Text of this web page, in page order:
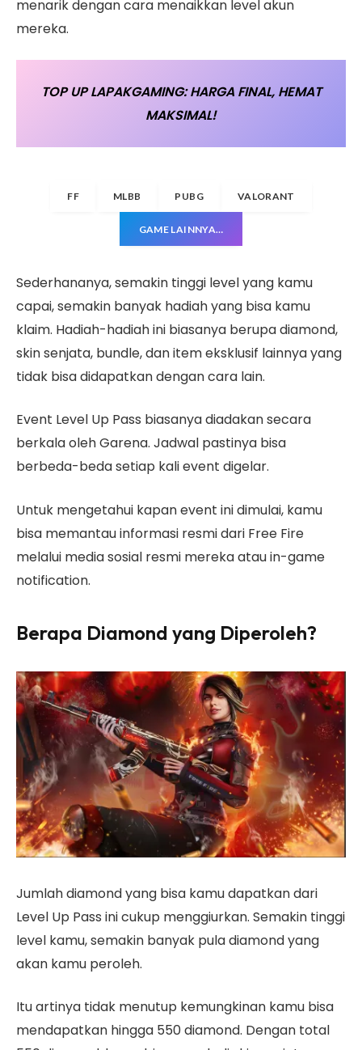
menarik dengan cara menaikkan level akun
mereka.
TOP UP LAPAKGAMING: HARGA FINAL, HEMAT
MAKSIMAL!
FF MLBB PUBG VALORANT
GAME LAINNYA…
Sederhananya, semakin tinggi level yang kamu
capai, semakin banyak hadiah yang bisa kamu
klaim. Hadiah-hadiah ini biasanya berupa diamond,
skin senjata, bundle, dan item eksklusif lainnya yang
tidak bisa didapatkan dengan cara lain.
Event Level Up Pass biasanya diadakan secara
berkala oleh Garena. Jadwal pastinya bisa
berbeda-beda setiap kali event digelar.
Untuk mengetahui kapan event ini dimulai, kamu
bisa memantau informasi resmi dari Free Fire
melalui media sosial resmi mereka atau in-game
notification.
Berapa Diamond yang Diperoleh?
Jumlah diamond yang bisa kamu dapatkan dari
Level Up Pass ini cukup menggiurkan. Semakin tinggi
level kamu, semakin banyak pula diamond yang
akan kamu peroleh.
Itu artinya tidak menutup kemungkinan kamu bisa
mendapatkan hingga 550 diamond. Dengan total